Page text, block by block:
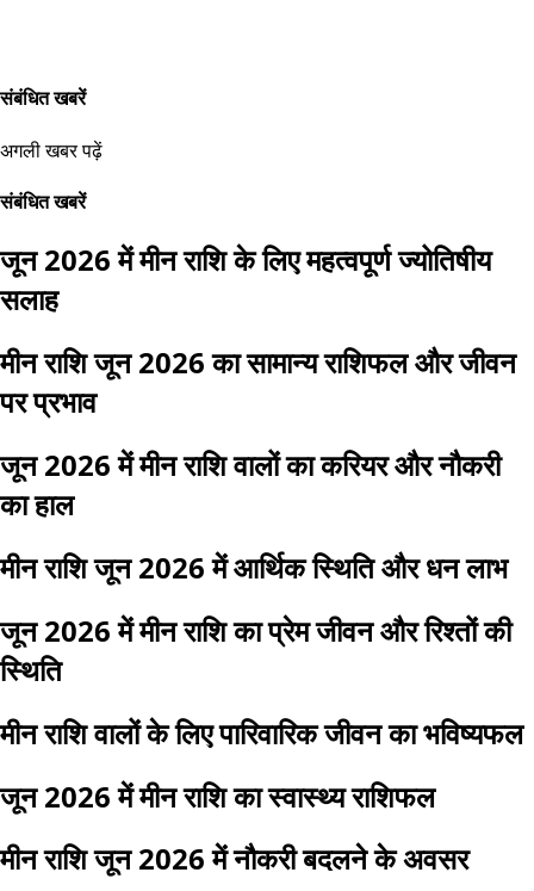
संबंधित खबरें
अगली खबर पढ़ें
संबंधित खबरें
जून 2026 में मीन राशि के लिए महत्वपूर्ण ज्योतिषीय
सलाह
मीन राशि जून 2026 का सामान्य राशिफल और जीवन
पर प्रभाव
जून 2026 में मीन राशि वालों का करियर और नौकरी
का हाल
मीन राशि जून 2026 में आर्थिक स्थिति और धन लाभ
जून 2026 में मीन राशि का प्रेम जीवन और रिश्तों की
स्थिति
मीन राशि वालों के लिए पारिवारिक जीवन का भविष्यफल
जून 2026 में मीन राशि का स्वास्थ्य राशिफल
मीन राशि जून 2026 में नौकरी बदलने के अवसर